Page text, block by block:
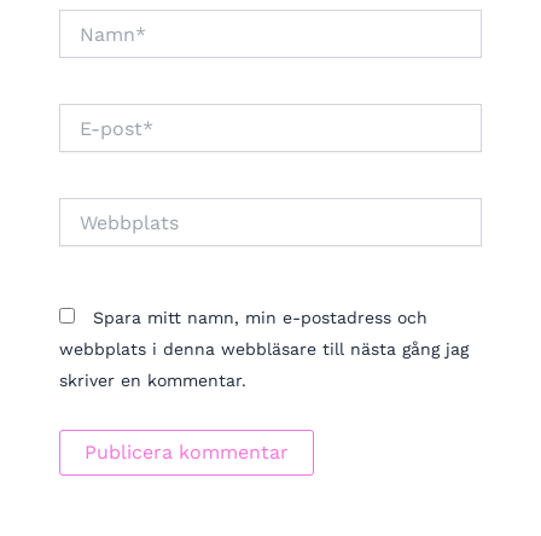
post*
Spara mitt namn, min e-postadress och
webbplats i denna webbläsare till nästa gång jag
skriver en kommentar.